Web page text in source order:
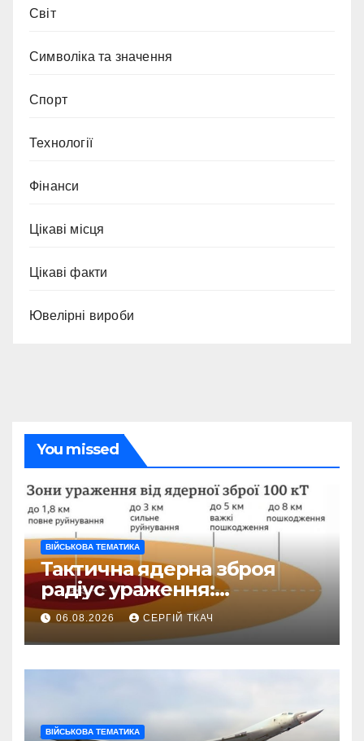
Світ
Символіка та значення
Спорт
Технології
Фінанси
Цікаві місця
Цікаві факти
Ювелірні вироби
You missed
ВІЙСЬКОВА ТЕМАТИКА
Тактична ядерна зброя
радіус ураження:
детальний розбір зон
знищення
06.08.2026 СЕРГІЙ ТКАЧ
ВІЙСЬКОВА ТЕМАТИКА